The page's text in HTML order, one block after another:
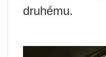
druhému.